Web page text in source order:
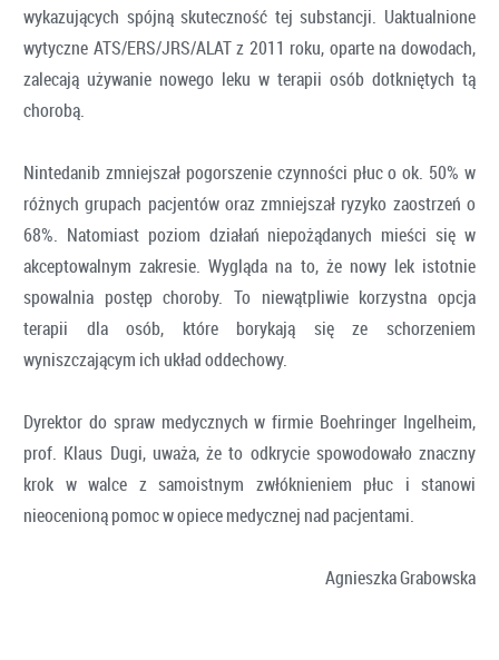
wykazujących spójną skuteczność tej substancji. Uaktualnione
wytyczne ATS/ERS/JRS/ALAT z 2011 roku, oparte na dowodach,
zalecają używanie nowego leku w terapii osób dotkniętych tą
chorobą.
Nintedanib zmniejszał pogorszenie czynności płuc o ok. 50% w
różnych grupach pacjentów oraz zmniejszał ryzyko zaostrzeń o
68%. Natomiast poziom działań niepożądanych mieści się w
akceptowalnym zakresie. Wygląda na to, że nowy lek istotnie
spowalnia postęp choroby. To niewątpliwie korzystna opcja
terapii dla osób, które borykają się ze schorzeniem
wyniszczającym ich układ oddechowy.
Dyrektor do spraw medycznych w firmie Boehringer Ingelheim,
prof. Klaus Dugi, uważa, że to odkrycie spowodowało znaczny
krok w walce z samoistnym zwłóknieniem płuc i stanowi
nieocenioną pomoc w opiece medycznej nad pacjentami.
Agnieszka Grabowska